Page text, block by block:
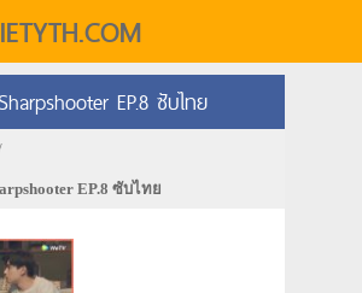
EP.8 ซับไทย
EP.8 ซับไทย